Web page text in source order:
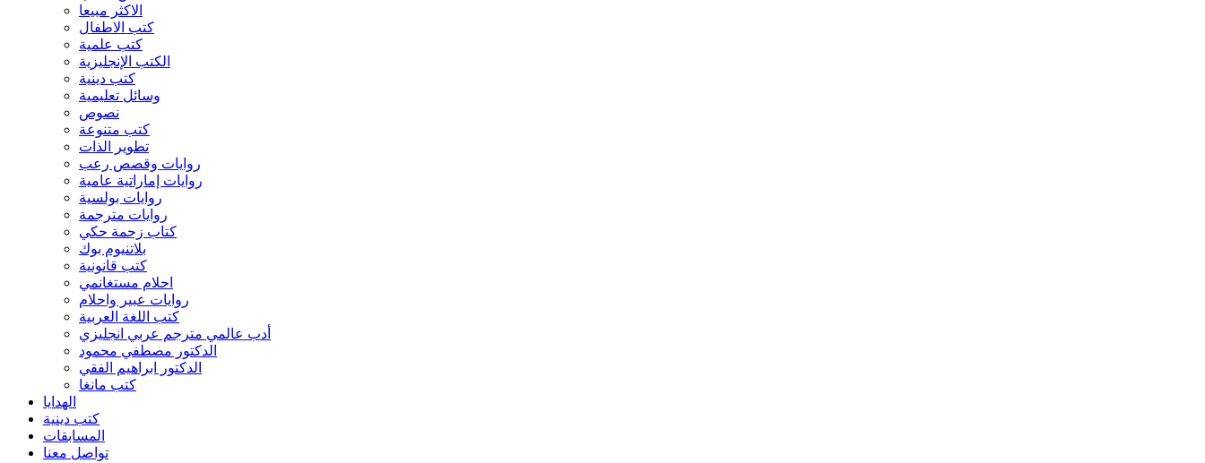
الاكثر مبيعا
كتب الاطفال
كتب علمية
الكتب الإنجليزية
كتب دينية
وسائل تعليمية
نصوص
كتب متنوعة
تطوير الذات
روايات وقصص رعب
روايات إماراتية عامية
روايات بولسية
روايات مترجمة
كتاب زحمة حكي
بلاتنيوم بوك
كتب قانونية
احلام مستغانمي
روايات عبير واحلام
كتب اللغة العربية
أدب عالمي مترجم عربي انجليزي
الدكتور مصطفي محمود
الدكتور ابراهيم الفقي
كتب مانغا
الهدايا
كتب دينية
المسابقات
تواصل معنا